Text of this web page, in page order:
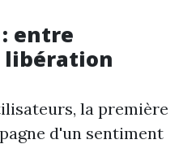
entre
la première
d'un sentiment